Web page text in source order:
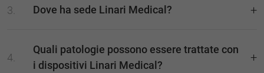
Dove ha sede Linari Medical?
Quali patologie possono essere trattate con
i dispositivi Linari Medical?